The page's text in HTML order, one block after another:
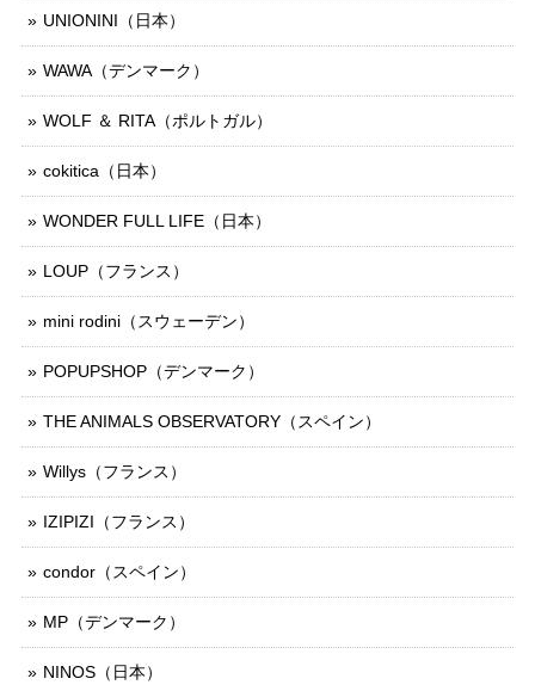
UNIONINI（日本）
WAWA（デンマーク）
WOLF ＆ RITA（ポルトガル）
cokitica（日本）
WONDER FULL LIFE（日本）
LOUP（フランス）
mini rodini（スウェーデン）
POPUPSHOP（デンマーク）
THE ANIMALS OBSERVATORY（スペイン）
Willys（フランス）
IZIPIZI（フランス）
condor（スペイン）
MP（デンマーク）
NINOS（日本）